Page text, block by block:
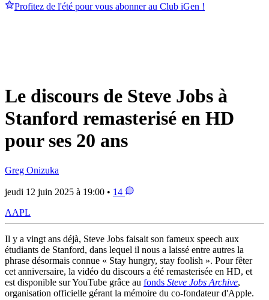
Profitez de l'été pour vous abonner au Club iGen !
Le discours de Steve Jobs à
Stanford remasterisé en HD
pour ses 20 ans
Greg Onizuka
jeudi 12 juin 2025 à 19:00 • 14
AAPL
Il y a vingt ans déjà, Steve Jobs faisait son fameux speech aux
étudiants de Stanford, dans lequel il nous a laissé entre autres la
phrase désormais connue « Stay hungry, stay foolish ». Pour fêter
cet anniversaire, la vidéo du discours a été remasterisée en HD, et
est disponible sur YouTube grâce au fonds Steve Jobs Archive,
organisation officielle gérant la mémoire du co-fondateur d'Apple.